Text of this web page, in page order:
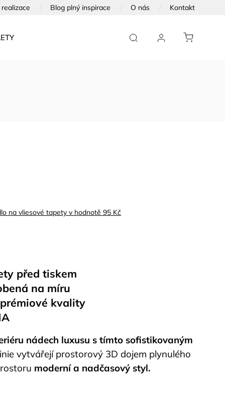
Blog plný inspirace O nás Kontakt
FOTOTAPETY NA DVEŘE FOTOOBRAZY
před tiskem
na míru
kvality
nádech luxusu s tímto sofistikovaným
vytvářejí prostorový 3D dojem plynulého
moderní a nadčasový styl.
na vliesové tapetyv hodnotě 95 Kč